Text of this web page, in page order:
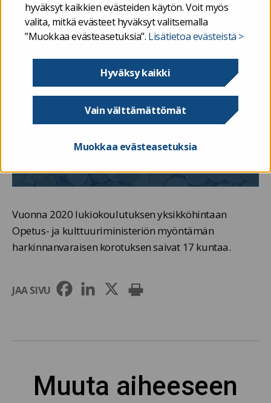
hyväksyt kaikkien evästeiden käytön. Voit myös
valita, mitkä evästeet hyväksyt valitsemalla
”Muokkaa evästeasetuksia”. Lisätietoa evästeistä >
Hyväksy kaikki
Vain välttämättömät
Muokkaa evästeasetuksia
Vuonna 2020 lukiokoulutuksen yksikköhintaan
Opetus- ja kulttuuriministeriön myöntämän
harkinnanvaraisen korotuksen saivat 17 kuntaa.
JAA SIVU
Muuta aiheeseen